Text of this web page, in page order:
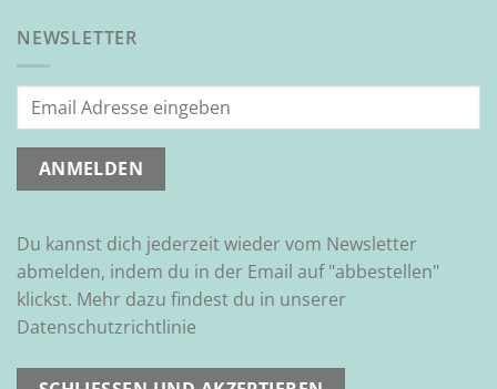
NEWSLETTER
Du kannst dich jederzeit wieder vom Newsletter
abmelden, indem du in der Email auf "abbestellen"
klickst. Mehr dazu findest du in unserer
Datenschutzrichtlinie